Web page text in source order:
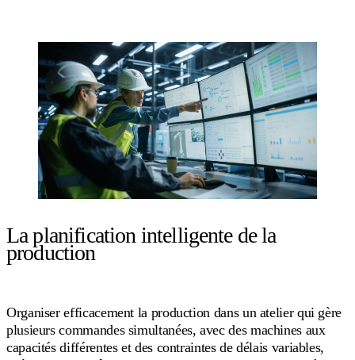
La planification intelligente de la
production
Organiser efficacement la production dans un atelier qui gère
plusieurs commandes simultanées, avec des machines aux
capacités différentes et des contraintes de délais variables,